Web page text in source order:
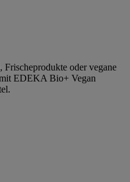
Frischeprodukte oder vegane
EDEKA Bio+ Vegan